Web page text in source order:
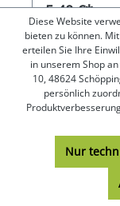
5,40 €*
Diese Website
bieten zu können.
erteilen Sie Ihre
in unserem Shop
10, 48624
persönlich
Nur